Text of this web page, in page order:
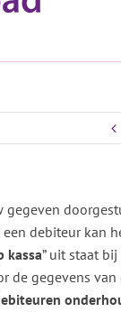
gegeven
een debiteur kan
kassa” uit staat
de gegevens